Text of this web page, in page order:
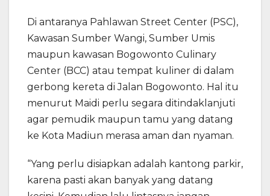
Di antaranya Pahlawan Street Center (PSC),
Kawasan Sumber Wangi, Sumber Umis
maupun kawasan Bogowonto Culinary
Center (BCC) atau tempat kuliner di dalam
gerbong kereta di Jalan Bogowonto. Hal itu
menurut Maidi perlu segara ditindaklanjuti
agar pemudik maupun tamu yang datang
ke Kota Madiun merasa aman dan nyaman.
“Yang perlu disiapkan adalah kantong parkir,
karena pasti akan banyak yang datang